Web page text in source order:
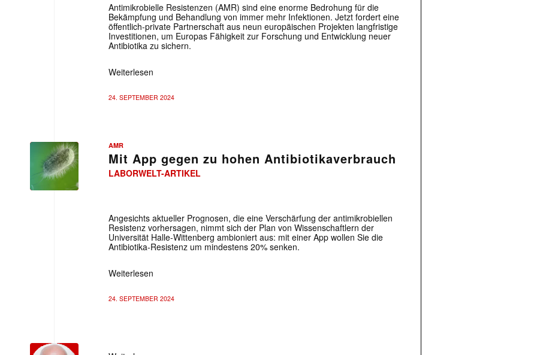
Antimikrobielle Resistenzen (AMR) sind eine enorme Bedrohung für die
Bekämpfung und Behandlung von immer mehr Infektionen. Jetzt fordert eine
öffentlich-private Partnerschaft aus neun europäischen Projekten langfristige
Investitionen, um Europas Fähigkeit zur Forschung und Entwicklung neuer
Antibiotika zu sichern.
Weiterlesen
24. SEPTEMBER 2024
AMR
Mit App gegen zu hohen Antibiotikaverbrauch
LABORWELT-ARTIKEL
Angesichts aktueller Prognosen, die eine Verschärfung der antimikrobiellen
Resistenz vorhersagen, nimmt sich der Plan von Wissenschaftlern der
Universität Halle-Wittenberg ambioniert aus: mit einer App wollen Sie die
Antibiotika-Resistenz um mindestens 20% senken.
Weiterlesen
24. SEPTEMBER 2024